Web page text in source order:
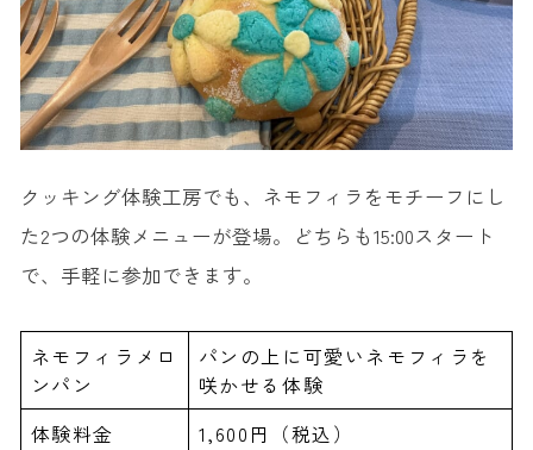
クッキング体験工房でも、ネモフィラをモチーフにし
た2つの体験メニューが登場。どちらも15:00スタート
で、手軽に参加できます。
ネモフィラメロ
ンパン
パンの上に可愛いネモフィラを
咲かせる体験
体験料金
1,600円（税込）